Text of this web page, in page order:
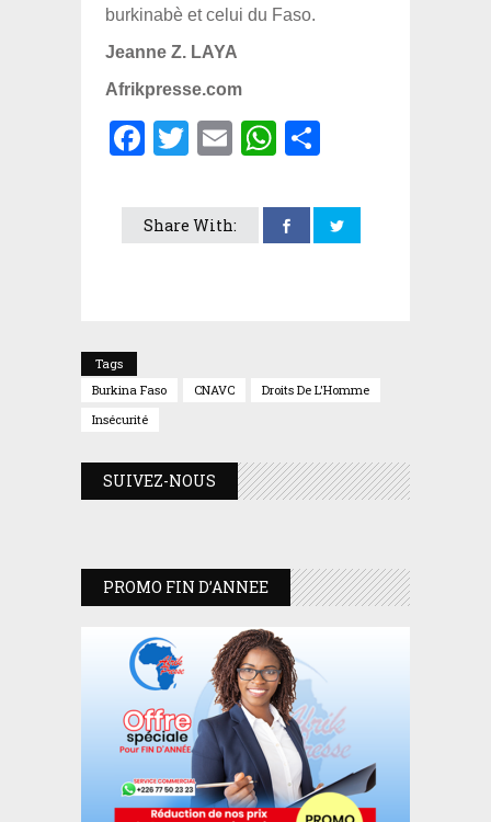
burkinabè et celui du Faso.
Jeanne Z. LAYA
Afrikpresse.com
Facebook
Twitter
EmailWhatsApp
Share With:
Tags
Burkina Faso
CNAVC
Droits De L'Homme
Insécurité
SUIVEZ-NOUS
PROMO FIN D’ANNEE